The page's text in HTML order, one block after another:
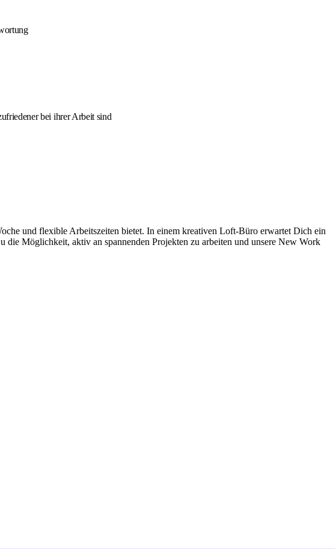
bei ihrer Arbeit sind
und flexible Arbeitszeiten bietet. In einem kreativen Loft-Büro erwartet Dich ein
Möglichkeit, aktiv an spannenden Projekten zu arbeiten und unsere New Work